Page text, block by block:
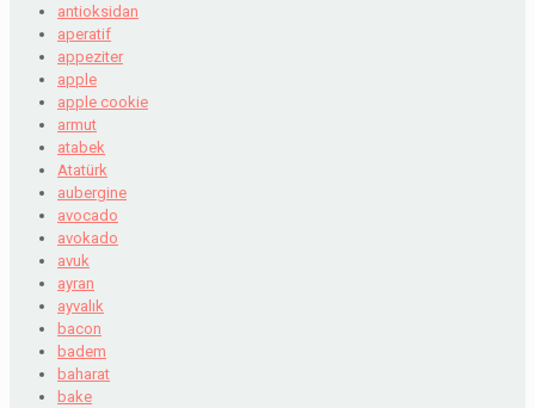
antioksidan
aperatif
appeziter
apple
apple cookie
armut
atabek
Atatürk
aubergine
avocado
avokado
avuk
ayran
ayvalık
bacon
badem
baharat
bake